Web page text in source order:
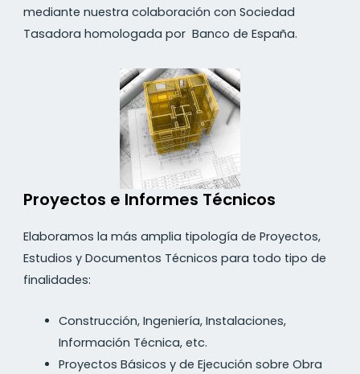
mediante nuestra colaboración con Sociedad
Tasadora homologada por Banco de España.
Proyectos e Informes Técnicos
Elaboramos la más amplia tipología de Proyectos,
Estudios y Documentos Técnicos para todo tipo de
finalidades:
Construcción, Ingeniería, Instalaciones,
Información Técnica, etc.
Proyectos Básicos y de Ejecución sobre Obra